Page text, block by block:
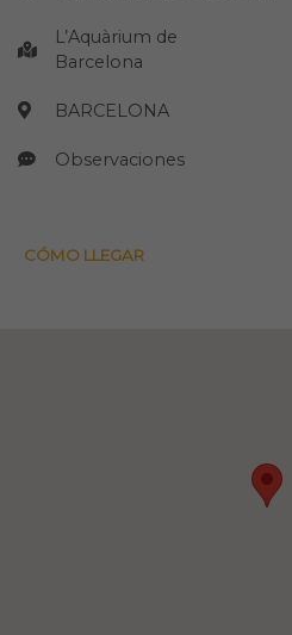
L’Aquàrium de
Barcelona
BARCELONA
Observaciones
CÓMO LLEGAR